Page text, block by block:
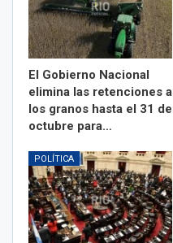
El Gobierno Nacional
elimina las retenciones a
los granos hasta el 31 de
octubre para…
POLÍTICA